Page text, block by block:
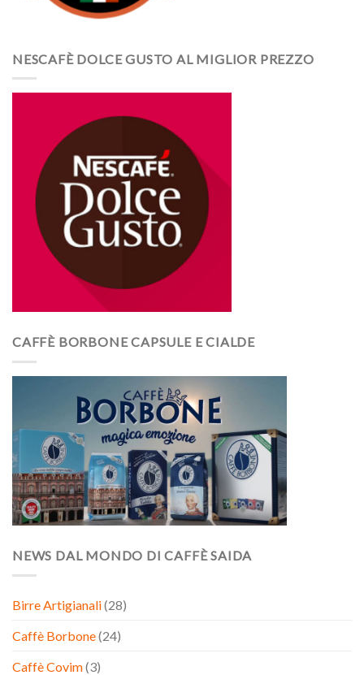
NESCAFÈ DOLCE GUSTO AL MIGLIOR PREZZO
CAFFÈ BORBONE CAPSULE E CIALDE
NEWS DAL MONDO DI CAFFÈ SAIDA
Birre Artigianali(28)
Caffè Borbone(24)
Caffè Covim(3)